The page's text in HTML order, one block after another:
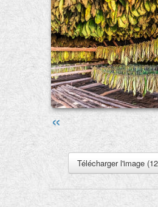
«
Télécharger l'image